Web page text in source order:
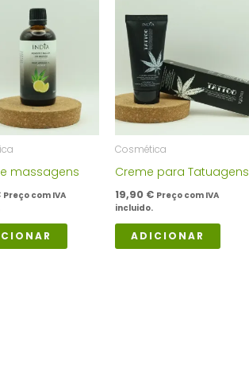
massagens
Preço com IVA
Cosmética
Creme para Tatuagens
19,90 € Preço com IVA
incluido.
ADICIONAR